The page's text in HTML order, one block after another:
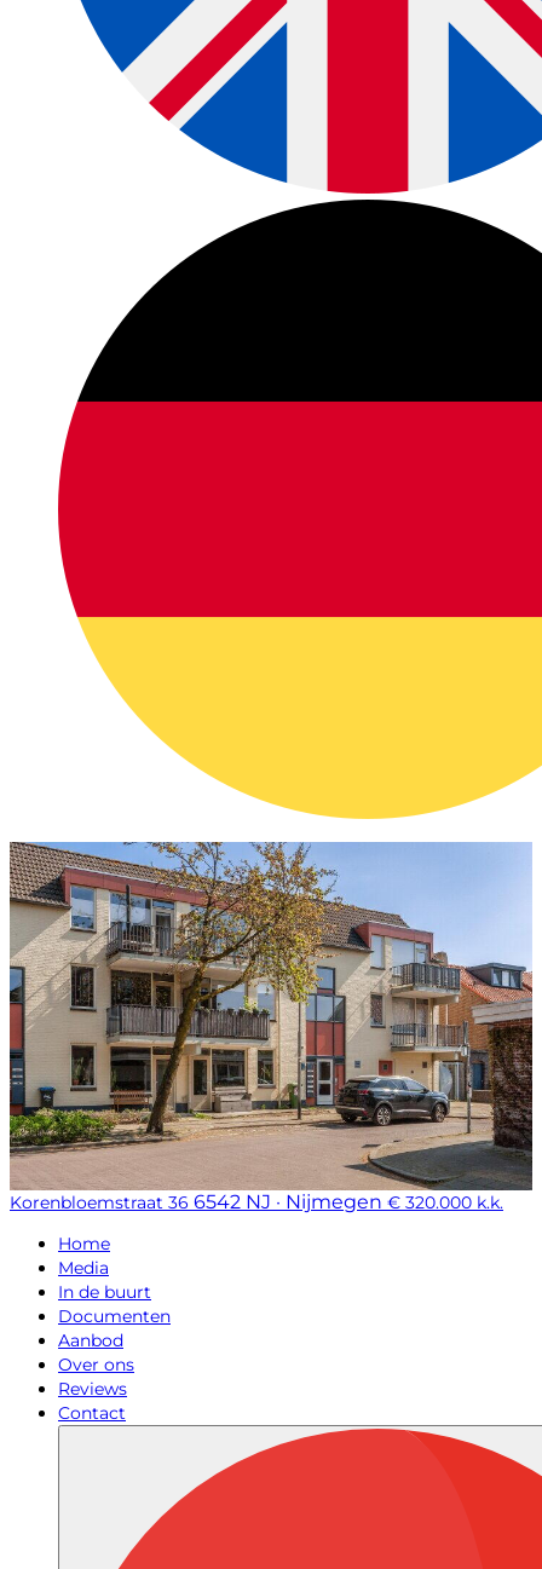
Korenbloemstraat 36 6542 NJ · Nijmegen € 320.000 k.k.
Home
Media
In de buurt
Documenten
Aanbod
Over ons
Reviews
Contact